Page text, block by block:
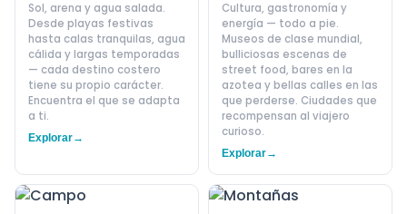
Sol, arena y agua salada.
Desde playas festivas
hasta calas tranquilas, agua
cálida y largas temporadas
— cada destino costero
tiene su propio carácter.
Encuentra el que se adapta
a ti.
Explorar→
Cultura, gastronomía y
energía — todo a pie.
Museos de clase mundial,
bulliciosas escenas de
street food, bares en la
azotea y bellas calles en las
que perderse. Ciudades que
recompensan al viajero
curioso.
Explorar→